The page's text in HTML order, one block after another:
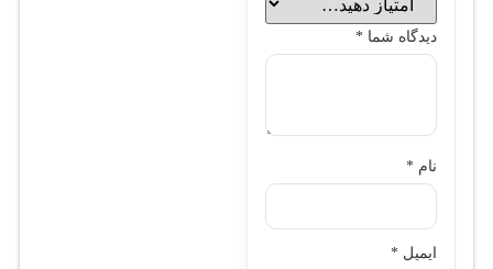
دیدگاه شما *
نام *
ایمیل *